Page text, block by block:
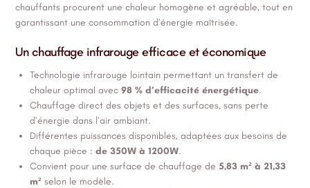
chauffants procurent une chaleur homogène et agréable, tout en
garantissant une consommation d’énergie maîtrisée.
Un chauffage infrarouge efficace et économique
Technologie infrarouge lointain permettant un transfert de
chaleur optimal avec98 % d’efficacité énergétique.
Chauffage direct des objets et des surfaces, sans perte
d’énergie dans l’air ambiant.
Différentes puissances disponibles, adaptées aux besoins de
chaque pièce :de 350W à 1200W.
Convient pour une surface de chauffage de 5,83 m² à 21,33
m² selon le modèle.